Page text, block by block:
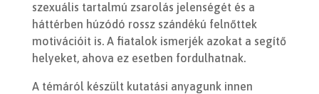
szexuális tartalmú zsarolás jelenségét és a
háttérben húzódó rossz szándékú felnőttek
motivációit is. A fiatalok ismerjék azokat a segítő
helyeket, ahova ez esetben fordulhatnak.
A témáról készült kutatási anyagunk innen